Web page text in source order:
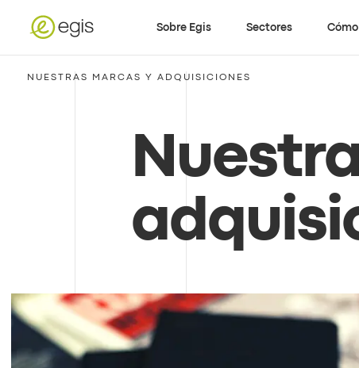
Sobre Egis Sectores
NUESTRAS MARCAS Y ADQUISICIONES